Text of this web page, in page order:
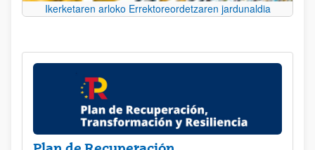
Ikerketaren arloko Errektoreordetzaren jardunaldia